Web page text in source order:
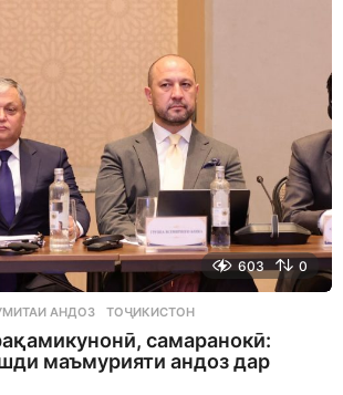
603 0
АНДОЗ ,ТОҶИКИСТОН
самаранокӣ:
маъмурияти андоз дар